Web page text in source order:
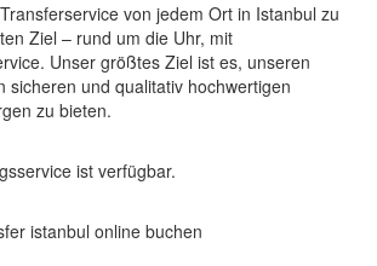
von jedem Ort in Istanbul zu
Ziel – rund um die Uhr, mit
Unser größtes Ziel ist es, unseren
sicheren und qualitativ hochwertigen
zu bieten.
ist verfügbar.